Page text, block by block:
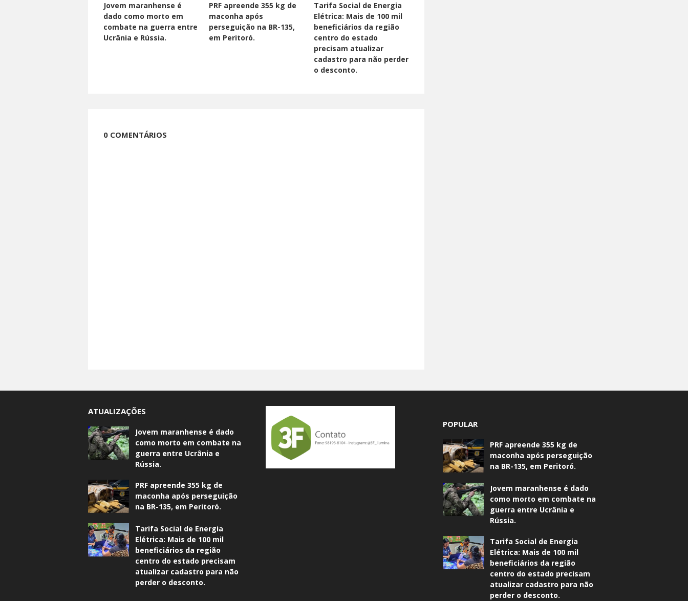
Jovem maranhense é
dado como morto em
combate na guerra entre
Ucrânia e Rússia.
PRF apreende 355 kg de
maconha após
perseguição na BR-135,
em Peritoró.
Tarifa Social de Energia
Elétrica: Mais de 100 mil
beneficiários da região
centro do estado
precisam atualizar
cadastro para não perder
o desconto.
0 COMENTÁRIOS
ATUALIZAÇÕES
Jovem maranhense é dado
como morto em combate na
guerra entre Ucrânia e
Rússia.
PRF apreende 355 kg de
maconha após perseguição
na BR-135, em Peritoró.
Tarifa Social de Energia
Elétrica: Mais de 100 mil
beneficiários da região
centro do estado precisam
atualizar cadastro para não
perder o desconto.
POPULAR
PRF apreende 355 kg de
maconha após perseguição
na BR-135, em Peritoró.
Jovem maranhense é dado
como morto em combate na
guerra entre Ucrânia e
Rússia.
Tarifa Social de Energia
Elétrica: Mais de 100 mil
beneficiários da região
centro do estado precisam
atualizar cadastro para não
perder o desconto.